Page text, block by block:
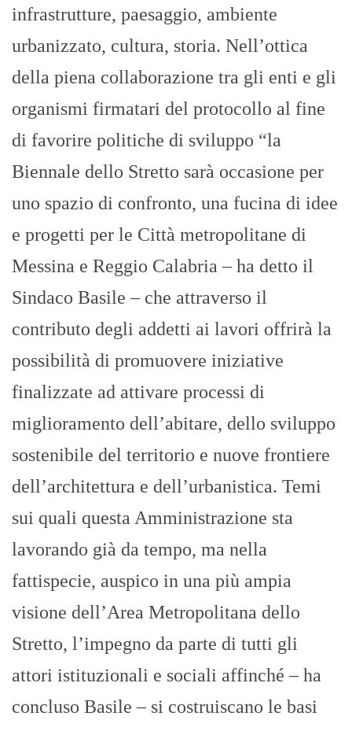
infrastrutture, paesaggio, ambiente
urbanizzato, cultura, storia. Nell’ottica
della piena collaborazione tra gli enti e gli
organismi firmatari del protocollo al fine
di favorire politiche di sviluppo “la
Biennale dello Stretto sarà occasione per
uno spazio di confronto, una fucina di idee
e progetti per le Città metropolitane di
Messina e Reggio Calabria – ha detto il
Sindaco Basile – che attraverso il
contributo degli addetti ai lavori offrirà la
possibilità di promuovere iniziative
finalizzate ad attivare processi di
miglioramento dell’abitare, dello sviluppo
sostenibile del territorio e nuove frontiere
dell’architettura e dell’urbanistica. Temi
sui quali questa Amministrazione sta
lavorando già da tempo, ma nella
fattispecie, auspico in una più ampia
visione dell’Area Metropolitana dello
Stretto, l’impegno da parte di tutti gli
attori istituzionali e sociali affinché – ha
concluso Basile – si costruiscano le basi